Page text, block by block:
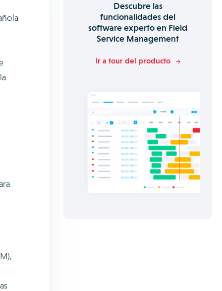
Descubre las
funcionalidades del
software experto en Field
Service Management
Ir a tour del producto